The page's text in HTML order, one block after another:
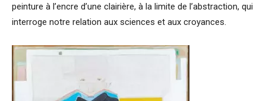
peinture à l’encre d’une clairière, à la limite de l’abstraction, qui
interroge notre relation aux sciences et aux croyances.